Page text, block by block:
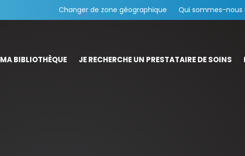
Changer de zone géographique Qui sommes-nous
MA BIBLIOTHÈQUE JE RECHERCHE UN PRESTATAIRE DE SOINS